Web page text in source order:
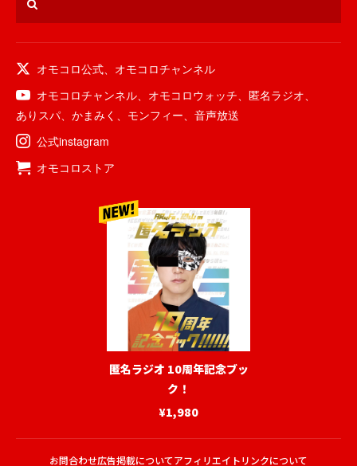
オモコロ公式
オモコロチャンネル
オモコロチャンネル
オモコロウォッチ 匿名ラジオ
ありスパ
かまみく モンフィー
音声放送
公式instagram
オモコロストア
匿名ラジオ 10周年記念ブッ
ク！
¥1,980
お問合わせ広告掲載についてアフィリエイトリンクについて